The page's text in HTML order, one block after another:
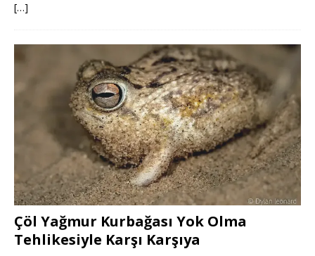
[…]
Çöl Yağmur Kurbağası Yok Olma
Tehlikesiyle Karşı Karşıya